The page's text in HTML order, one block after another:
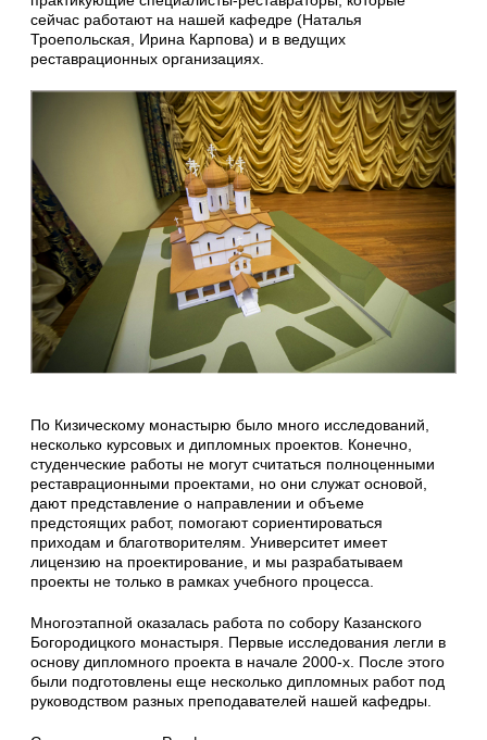
сейчас работают на нашей кафедре (Наталья
Троепольская, Ирина Карпова) и в ведущих
реставрационных организациях.
По Кизическому монастырю было много исследований,
несколько курсовых и дипломных проектов. Конечно,
студенческие работы не могут считаться полноценными
реставрационными проектами, но они служат основой,
дают представление о направлении и объеме
предстоящих работ, помогают сориентироваться
приходам и благотворителям. Университет имеет
лицензию на проектирование, и мы разрабатываем
проекты не только в рамках учебного процесса.
Многоэтапной оказалась работа по собору Казанского
Богородицкого монастыря. Первые исследования легли в
основу дипломного проекта в начале 2000-х. После этого
были подготовлены еще несколько дипломных работ под
руководством разных преподавателей нашей кафедры.